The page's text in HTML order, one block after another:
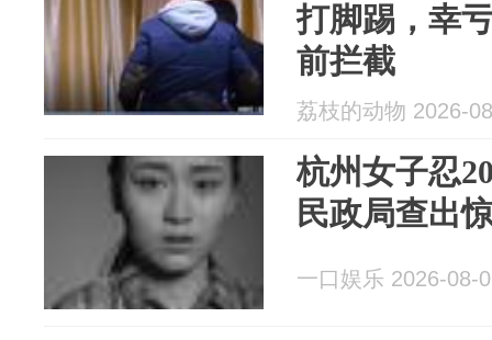
打脚踢，幸
前拦截
荔枝的动物 2026-
杭州女子忍
民政局查出
一口娱乐 2026-08-